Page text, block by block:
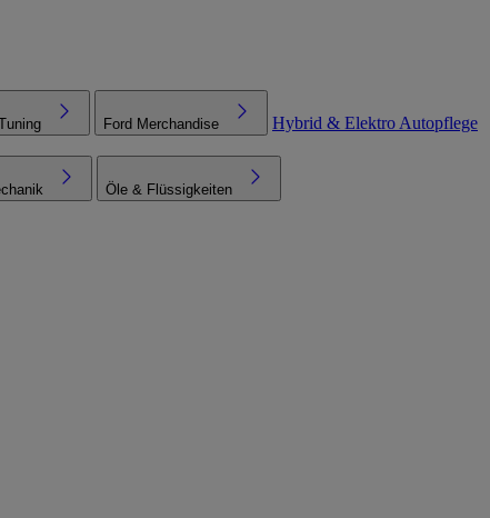
Ford Merchandise Hybrid & Elektro Autopflege
Öle & Flüssigkeiten